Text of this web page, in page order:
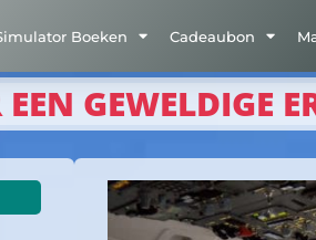
Boeken Cadeaubon
GEWELDIGE